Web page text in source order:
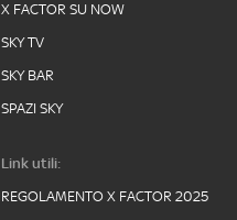
X FACTOR SU NOW
SKY TV
SKY BAR
SPAZI SKY
Link utili:
REGOLAMENTO X FACTOR 2025